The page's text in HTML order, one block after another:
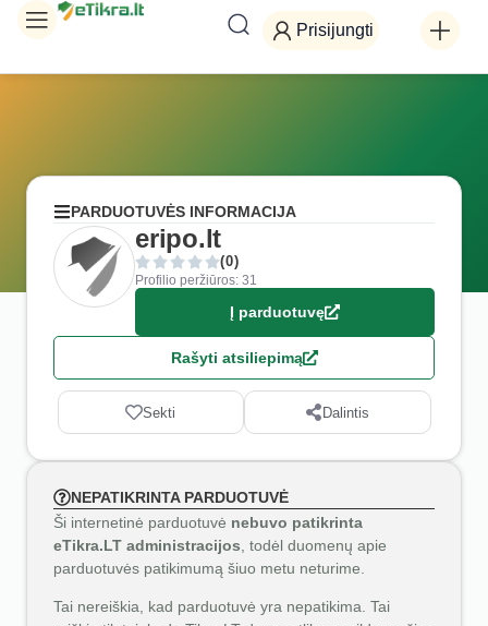
Prisijungti
PARDUOTUVĖS INFORMACIJA
eripo.lt
(0)
Profilio peržiūros: 31
Į parduotuvę
Rašyti atsiliepimą
Sekti Dalintis
NEPATIKRINTA PARDUOTUVĖ
Ši internetinė parduotuvė nebuvo patikrinta
eTikra.LT administracijos , todėl duomenų apie
parduotuvės patikimumą šiuo metu neturime.
Tai nereiškia, kad parduotuvė yra nepatikima. Tai